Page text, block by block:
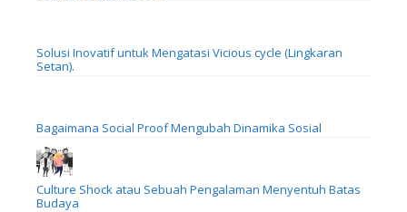
Solusi Inovatif untuk Mengatasi Vicious cycle (Lingkaran
Setan).
Bagaimana Social Proof Mengubah Dinamika Sosial
Culture Shock atau Sebuah Pengalaman Menyentuh Batas
Budaya